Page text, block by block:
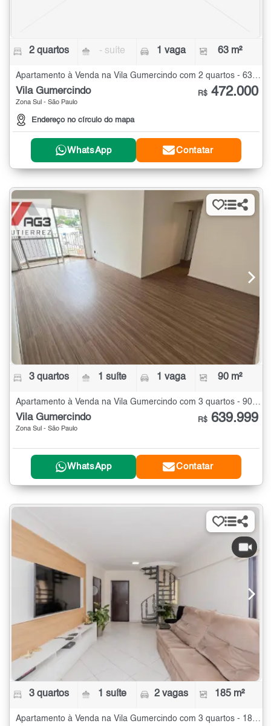
2 quartos - suíte 1 vaga 63 m²
Apartamento à Venda na Vila Gumercindo com 2 quartos - 63 m²
Vila Gumercindo
Zona Sul - São Paulo
Endereço no círculo do mapa
R$ 472.000
WhatsApp Contatar
3 quartos 1 suíte 1 vaga 90 m²
Apartamento à Venda na Vila Gumercindo com 3 quartos - 90 m²
Vila Gumercindo
Zona Sul - São Paulo
R$ 639.999
WhatsApp Contatar
3 quartos 1 suíte 2 vagas 185 m²